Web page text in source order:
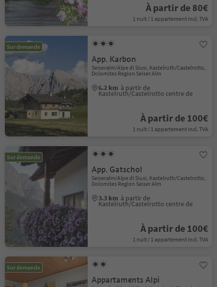
À partir de 80€
1 nuit / 1 appartement incl. TVA
Sur demande
App. Karbon
Seiseralm/Alpe di Siusi, Kastelruth/Castelrotto,
Dolomites Region Seiser Alm
6.2 km à partir de
Kastelruth/Castelrotto centre de
À partir de 100€
1 nuit / 1 appartement incl. TVA
Sur demande
App. Gatschol
Seiseralm/Alpe di Siusi, Kastelruth/Castelrotto,
Dolomites Region Seiser Alm
3.3 km à partir de
Kastelruth/Castelrotto centre de
À partir de 100€
1 nuit / 1 appartement incl. TVA
Sur demande
Appartaments Alpi